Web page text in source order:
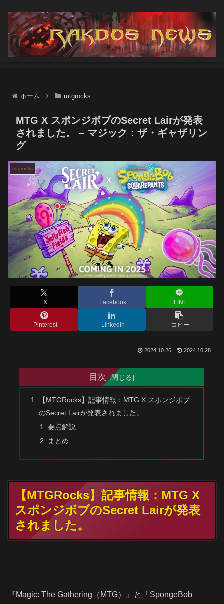
ホーム mtgrocks
MTG X スポンジボブのSecret Lairが発表
されました。 – マジック：ザ・ギャザリン
グ
mtgrocks
X Facebook LINE
Pinterest LinkedIn コピー
2024.10.26 2024.10.28
目次
【MTGRocks】記事情報：MTG X スポンジボブ
のSecret Lairが発表されました。
要点解説
まとめ
【MTGRocks】記事情報：MTG X
スポンジボブのSecret Lairが発表
されました。
『Magic: The Gathering（MTG）』と「SpongeBob